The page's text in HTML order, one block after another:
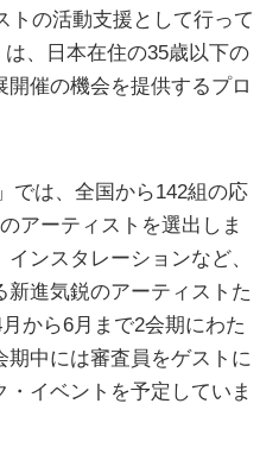
トの活動支援として行って
、日本在住の35歳以下の
催の機会を提供するプロ
では、全国から142組の応
アーティストを選出しま
ンスタレーションなど、
進気鋭のアーティストた
から6月まで2会期にわた
期中には審査員をゲストに
イベントを予定していま